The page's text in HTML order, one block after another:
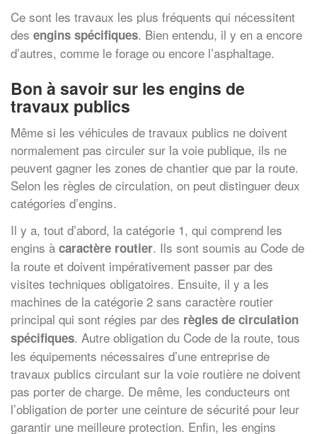
Ce sont les travaux les plus fréquents qui nécessitent
des engins spécifiques. Bien entendu, il y en a encore
d’autres, comme le forage ou encore l’asphaltage.
Bon à savoir sur les engins de
travaux publics
Même si les véhicules de travaux publics ne doivent
normalement pas circuler sur la voie publique, ils ne
peuvent gagner les zones de chantier que par la route.
Selon les règles de circulation, on peut distinguer deux
catégories d’engins.
Il y a, tout d’abord, la catégorie 1, qui comprend les
engins à caractère routier. Ils sont soumis au Code de
la route et doivent impérativement passer par des
visites techniques obligatoires. Ensuite, il y a les
machines de la catégorie 2 sans caractère routier
principal qui sont régies par des règles de circulation
spécifiques. Autre obligation du Code de la route, tous
les équipements nécessaires d’une entreprise de
travaux publics circulant sur la voie routière ne doivent
pas porter de charge. De même, les conducteurs ont
l’obligation de porter une ceinture de sécurité pour leur
garantir une meilleure protection. Enfin, les engins